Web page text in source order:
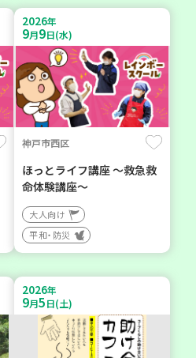
2026年
9月9日(水)
神戸市西区
ほっとライフ講座 ～救急救
命体験講座～
大人向け
平和・防災
2026年
9月5日(土)